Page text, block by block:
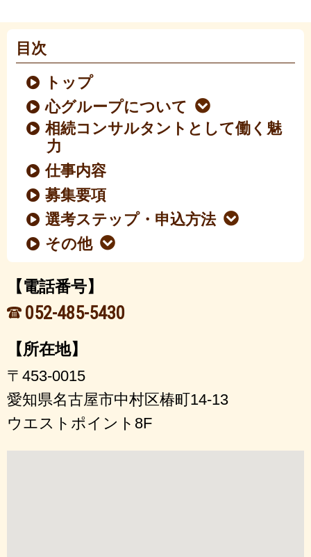
目次
トップ
心グループについて
相続コンサルタントとして働く魅
力
仕事内容
募集要項
選考ステップ・申込方法
その他
【電話番号】
052-485-5430
【所在地】
〒453-0015
愛知県名古屋市中村区椿町14-13
ウエストポイント8F